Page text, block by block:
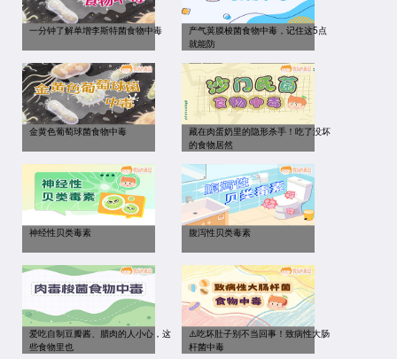
一分钟了解单增李斯特菌食物中毒
产气荚膜梭菌食物中毒，记住这5点
就能防
金黄色葡萄球菌食物中毒
藏在肉蛋奶里的隐形杀手！吃了没坏
的食物居然
神经性贝类毒素 腹泻性贝类毒素
爱吃自制豆瓣酱、腊肉的人小心，这
些食物里也
⚠️吃坏肚子别不当回事！致病性大肠
杆菌中毒